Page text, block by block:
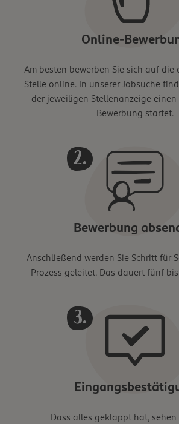
Online-
Am besten bewerben Sie sich auf die
Stelle online. In unserer Jobsuche
der jeweiligen Stellenanzeige
Bewerbung startet.
Bewerbung
Anschließend werden Sie Schritt für
Prozess geleitet. Das dauert fünf
Dass alles geklappt hat, sehen